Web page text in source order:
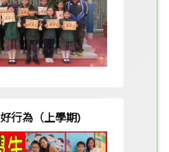
行為（上學期)